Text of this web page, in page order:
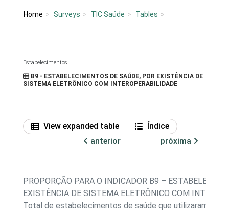
Home Surveys TIC Saúde Tables
Estabelecimentos
B9 - ESTABELECIMENTOS DE SAÚDE, POR EXISTÊNCIA DE
SISTEMA ELETRÔNICO COM INTEROPERABILIDADE
View expanded table
Índice
anterior
próxima
PROPORÇÃO PARA O INDICADOR B9 –
EXISTÊNCIA DE SISTEMA ELETRÔNICO COM
Total de estabelecimentos de saúde que utilizaram a